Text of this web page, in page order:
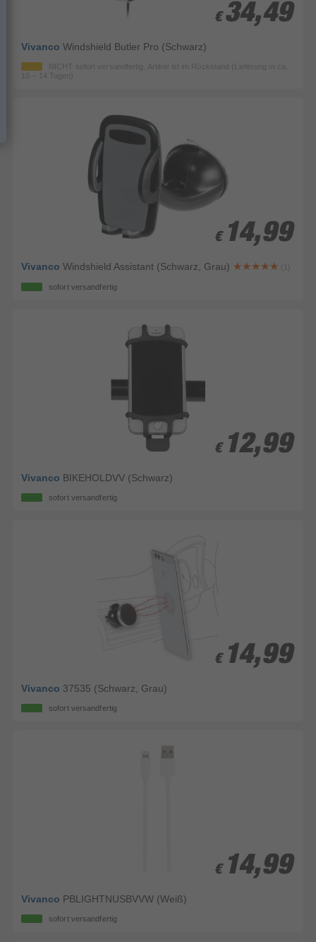
€ 34,49
€ 34,49
Vivanco Windshield Butler Pro (Schwarz)
NICHT sofort versandfertig, Artikel ist im Rückstand (Lieferung in ca.
10 – 14 Tagen)
€ 14,99
€ 14,99
Vivanco Windshield Assistant (Schwarz, Grau) (1)
sofort versandfertig
€ 12,99
€ 12,99
Vivanco BIKEHOLDVV (Schwarz)
sofort versandfertig
€ 14,99
€ 14,99
Vivanco 37535 (Schwarz, Grau)
sofort versandfertig
€ 14,99
€ 14,99
Vivanco PBLIGHTNUSBVVW (Weiß)
sofort versandfertig